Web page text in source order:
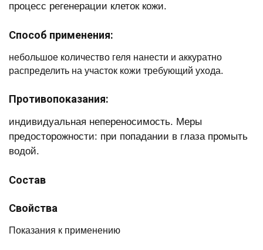
процесс регенерации клеток кожи.
Способ применения:
небольшое количество геля нанести и аккуратно
распределить на участок кожи требующий ухода.
Противопоказания:
индивидуальная непереносимость. Меры
предосторожности: при попадании в глаза промыть
водой.
Состав
Свойства
Показания к применению